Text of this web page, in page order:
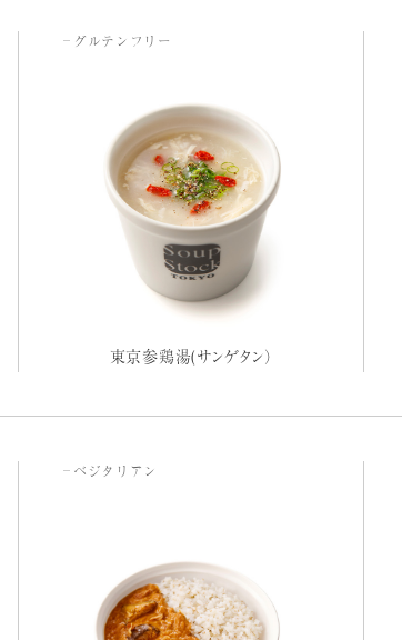
グルテンフリー
東京参鶏湯(サンゲタン）
ベジタリアン